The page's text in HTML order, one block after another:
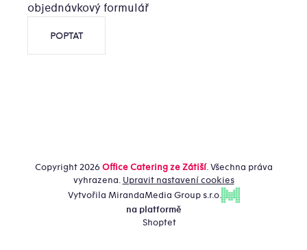
objednávkový formulář
POPTAT
Vytvořila MirandaMedia Group s.r.o.
na platformě
Shoptet
Copyright 2026Office Catering ze Zátiší. Všechna práva
vyhrazena. Upravit nastavení cookies